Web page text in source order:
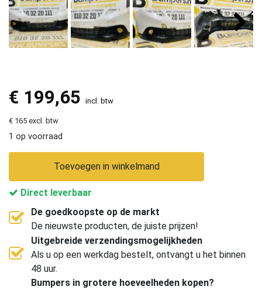
€ 199,65 incl. btw
€ 165 excl. btw
1 op voorraad
Toevoegen in winkelmand
Direct leverbaar
De goedkoopste op de markt
De nieuwste producten, de juiste prijzen!
Uitgebreide verzendingsmogelijkheden
Als u op een werkdag bestelt, ontvangt u het binnen
48 uur.
Bumpers in grotere hoeveelheden kopen?